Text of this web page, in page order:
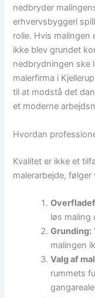
nedbryder
erhvervsbyggeri
rolle. Hvis malingen
ikke blev grundet
nedbrydningen ske
malerfirma i
til at modstå det
et moderne
Hvordan
Kvalitet er ikke et
malerarbejde,
løs maling
Grunding:
malingen
Valg af
rummets